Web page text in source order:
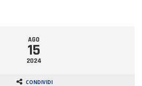
AGO
15
2024
CONDIVIDI